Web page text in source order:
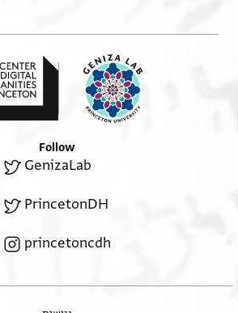
Follow
GenizaLab
PrincetonDH
princetoncdh